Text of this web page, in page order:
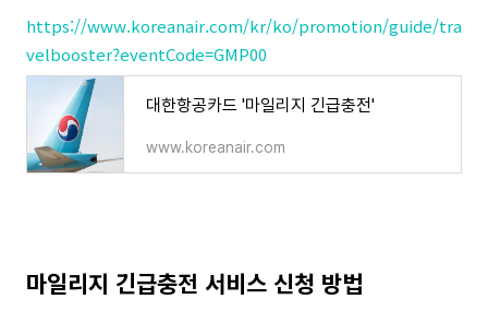
https://www.koreanair.com/kr/ko/promotion/guide/tra
velbooster?eventCode=GMP00
대한항공카드 '마일리지 긴급충전'
www.koreanair.com
마일리지 긴급충전 서비스 신청 방법